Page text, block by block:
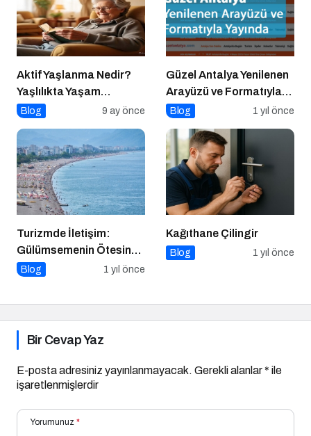
Aktif Yaşlanma Nedir?
Yaşlılıkta Yaşam
Kalitesini Artırmanın
Blog 9 ay önce
Güzel Antalya Yenilenen
Arayüzü ve Formatıyla
Yayında
Blog 1 yıl önce
Turizmde İletişim:
Gülümsemenin Ötesinde
Bir Sanat
Blog 1 yıl önce
Kağıthane Çilingir
Blog 1 yıl önce
Bir Cevap Yaz
E-posta adresiniz yayınlanmayacak. Gerekli alanlar* ile
işaretlenmişlerdir
Yorumunuz *